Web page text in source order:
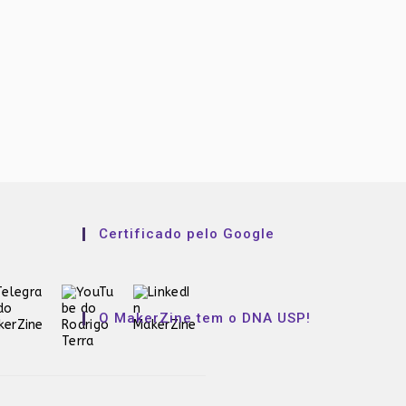
Certificado pelo Google
O MakerZine tem o DNA USP!